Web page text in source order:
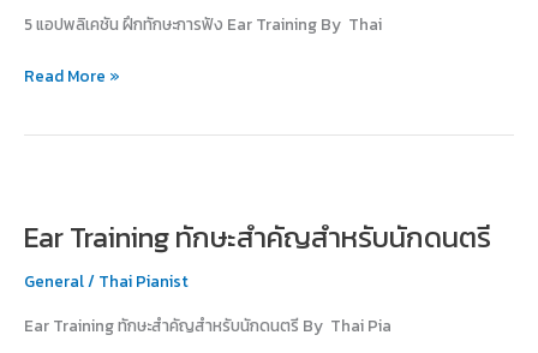
5 แอปพลิเคชัน ฝึกทักษะการฟัง Ear Training By Thai
Training
Read More »
Ear Training ทักษะสำคัญสำหรับนักดนตรี
General/ Thai Pianist
Ear Training ทักษะสำคัญสำหรับนักดนตรี By Thai Pia
ทักษะ
สำหรับ
ดนตรี